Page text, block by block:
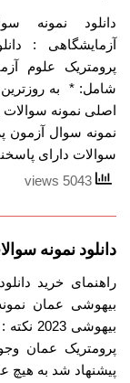
دانلود نمونه
آزمایشگاهی :
شامل: * به روزترین
نمونه سوال آزمون
سوالات دارای
دانلود نمونه
راهنمای خرید
بیهوشی عمان
پرومتریک عمان
پیشنهاد شد به هیچ